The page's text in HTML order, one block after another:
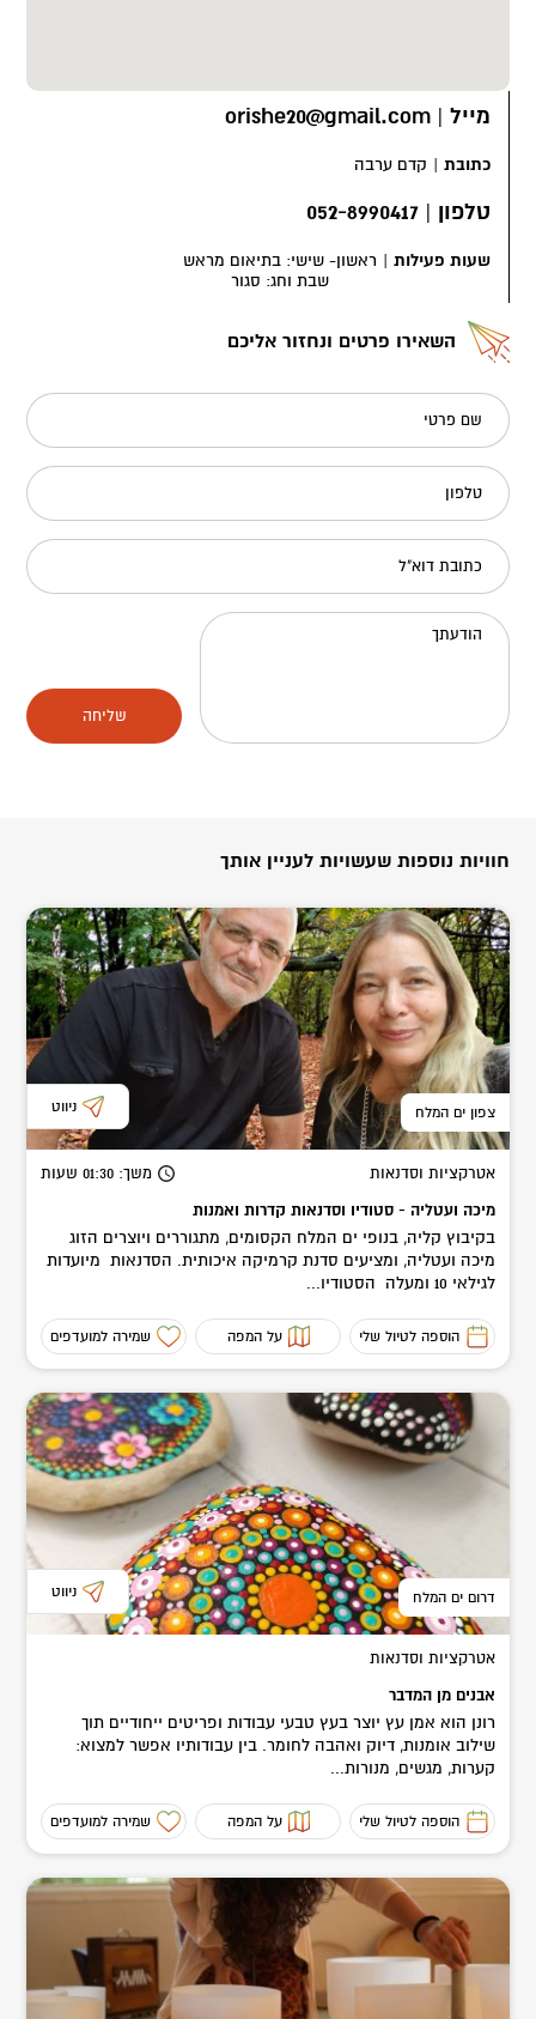
מייל |
orishe20@gmail.com
כתובת | קדם ערבה
טלפון |
052-8990417
שעות פעילות | ראשון- שישי: בתיאום מראש
שבת וחג: סגור
השאירו פרטים ונחזור אליכם
שם פרטי
טלפון
כתובת דוא"ל
הודעתך
שליחה
חוויות נוספות שעשויות לעניין אותך
צפון ים המלח ניווט
אטרקציות וסדנאות משך: 01:30 שעות
מיכה ועטליה - סטודיו וסדנאות קדרות ואמנות
בקיבוץ קליה, בנופי ים המלח הקסומים, מתגוררים ויוצרים הזוג
מיכה ועטליה, ומציעים סדנת קרמיקה איכותית. הסדנאות מיועדות
לגילאי 10 ומעלה הסטודיו...
הוספה לטיול שלי על המפה שמירה למועדפים
דרום ים המלח ניווט
אטרקציות וסדנאות
אבנים מן המדבר
רונן הוא אמן עץ יוצר בעץ טבעי עבודות ופריטים ייחודיים תוך
שילוב אומנות, דיוק ואהבה לחומר. בין עבודותיו אפשר למצוא:
קערות, מגשים, מנורות...
הוספה לטיול שלי על המפה שמירה למועדפים